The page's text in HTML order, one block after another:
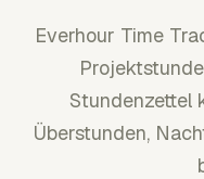
Everhour Time
Stundenzettel
Überstunden,